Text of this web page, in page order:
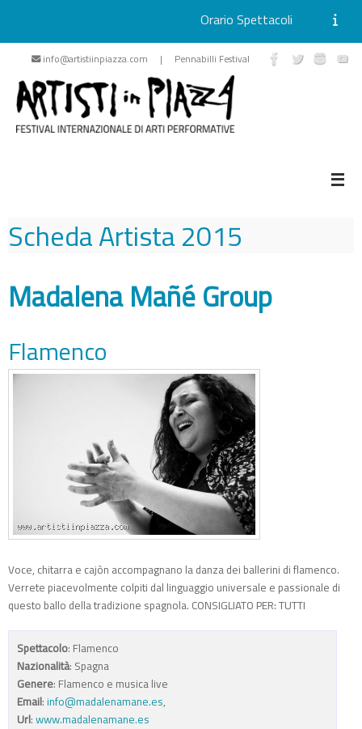
Vai
contenuto
Orario Spettacoli
info@artistiinpiazza.com | Pennabilli Festival
Scheda Artista2015
Madalena Mañé Group
Flamenco
Voce, chitarra e cajòn accompagnano la danza dei ballerini di flamenco.
Verrete piacevolmente colpiti dal linguaggio universale e passionale di
questo ballo della tradizione spagnola. CONSIGLIATO PER: TUTTI
Spettacolo: Flamenco
Nazionalità: Spagna
Genere: Flamenco e musica live
Email: info@madalenamane.es,
Url: www.madalenamane.es